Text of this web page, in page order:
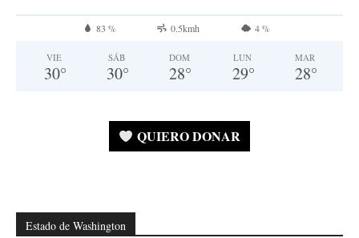
83 % 0.5kmh 4 %
VIE
30°
SÁB
30°
DOM
28°
LUN
29°
MAR
28°
QUIERO DONAR
Estado de Washington